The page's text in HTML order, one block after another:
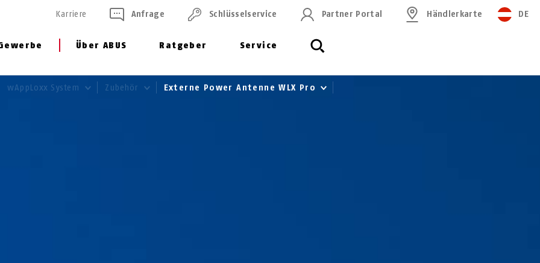
Über ABUS Ratgeber Service
Karriere Anfrage Schlüssel­service Partner Portal Händlerkarte DE
wAppLoxx System Zubehör Externe Power Antenne WLX Pro